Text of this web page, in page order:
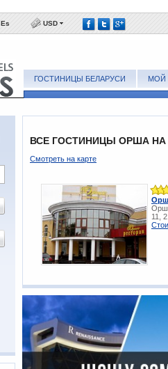
Es USD
ГОСТИНИЦЫ БЕЛАРУСИ МОЙ
ВСЕ ГОСТИНИЦЫ ОРША НА
Смотреть на карте
11,